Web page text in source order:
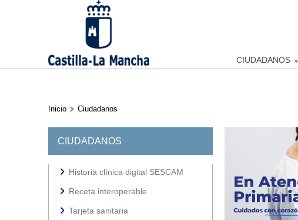
CIUDADANOS
Inicio Ciudadanos
CIUDADANOS
Historia clínica digital SESCAM
Receta interoperable
Tarjeta sanitaria